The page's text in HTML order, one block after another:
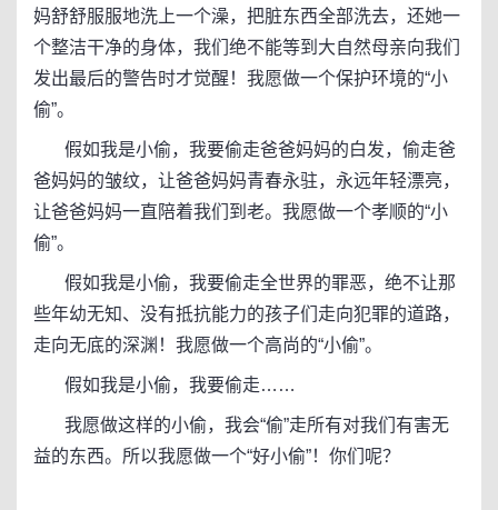
妈舒舒服服地洗上一个澡，把脏东西全部洗去，还她一
个整洁干净的身体，我们绝不能等到大自然母亲向我们
发出最后的警告时才觉醒！我愿做一个保护环境的“小
偷”。
假如我是小偷，我要偷走爸爸妈妈的白发，偷走爸
爸妈妈的皱纹，让爸爸妈妈青春永驻，永远年轻漂亮，
让爸爸妈妈一直陪着我们到老。我愿做一个孝顺的“小
偷”。
假如我是小偷，我要偷走全世界的罪恶，绝不让那
些年幼无知、没有抵抗能力的孩子们走向犯罪的道路，
走向无底的深渊！我愿做一个高尚的“小偷”。
假如我是小偷，我要偷走……
我愿做这样的小偷，我会“偷”走所有对我们有害无
益的东西。所以我愿做一个“好小偷”！你们呢？